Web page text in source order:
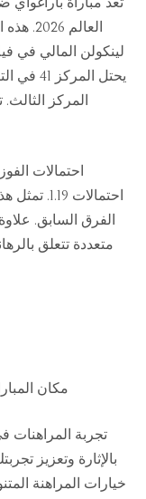
لينكولن المالي في
يحتل
المركز
احتمالات
الفرق السابق.
متعددة تتعلق
مكان
تجربة المراهنات
بالإثارة وتعزيز
خيارات المراهنة